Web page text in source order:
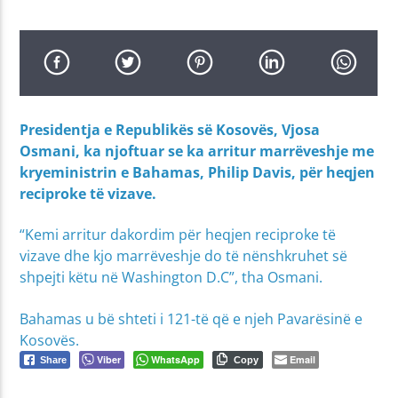
Presidentja e Republikës së Kosovës, Vjosa
Osmani, ka njoftuar se ka arritur marrëveshje me
kryeministrin e Bahamas, Philip Davis, për heqjen
reciproke të vizave.
“Kemi arritur dakordim për heqjen reciproke të
vizave dhe kjo marrëveshje do të nënshkruhet së
shpejti këtu në Washington D.C”, tha Osmani.
Bahamas u bë shteti i 121-të që e njeh Pavarësinë e
Kosovës.
Share Viber WhatsApp Copy Email